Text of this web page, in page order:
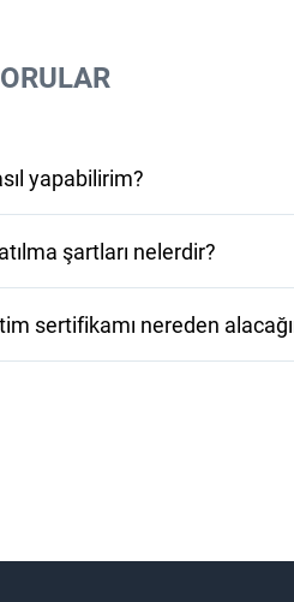
yapabilirim?
şartları nelerdir?
sertifikamı nereden